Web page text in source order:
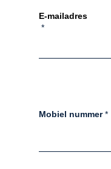
E-mailadres
*
Mobiel nummer*